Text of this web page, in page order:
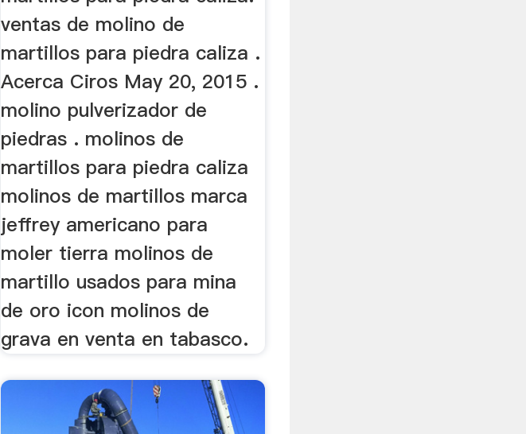
ventas de molino de
martillos para piedra caliza .
Acerca Ciros May 20, 2015 .
molino pulverizador de
piedras . molinos de
martillos para piedra caliza
molinos de martillos marca
jeffrey americano para
moler tierra molinos de
martillo usados para mina
de oro icon molinos de
grava en venta en tabasco.